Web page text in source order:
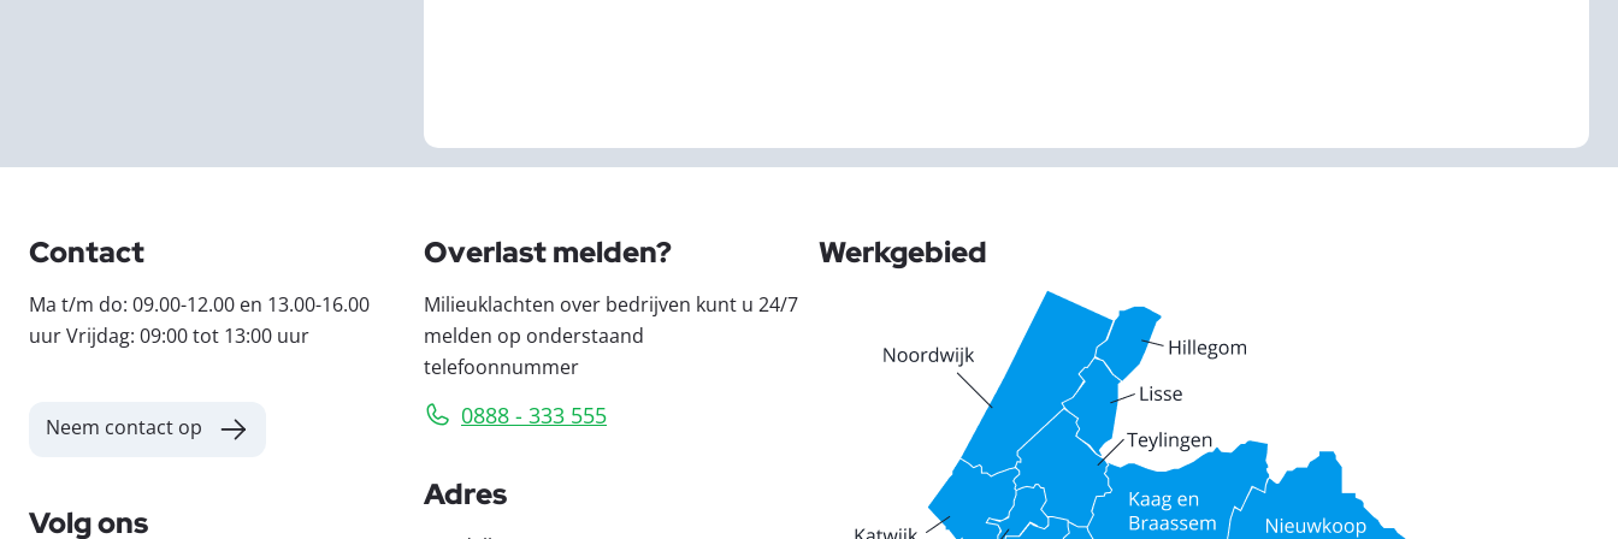
Contact
Ma t/m do: 09.00-12.00 en 13.00-16.00
uur Vrijdag: 09:00 tot 13:00 uur
Neem contact op
Volg ons
Overlast melden?
Milieuklachten over bedrijven kunt u 24/7
melden op onderstaand
telefoonnummer
0888 - 333 555
Adres
Werkgebied